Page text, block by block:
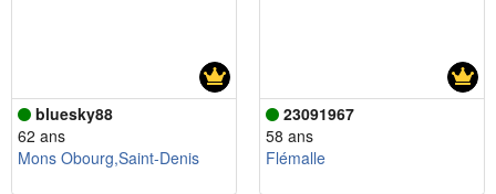
bluesky88
62 ans
Mons Obourg,Saint-Denis
23091967
58 ans
Flémalle